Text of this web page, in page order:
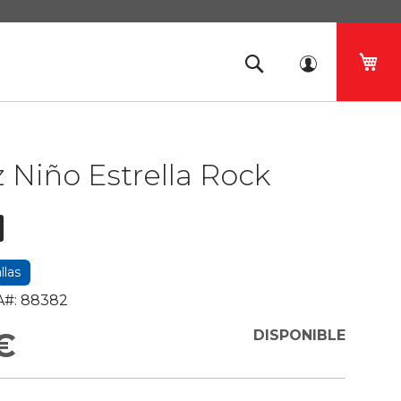
Niño Estrella Rock
88382
DISPONIBLE